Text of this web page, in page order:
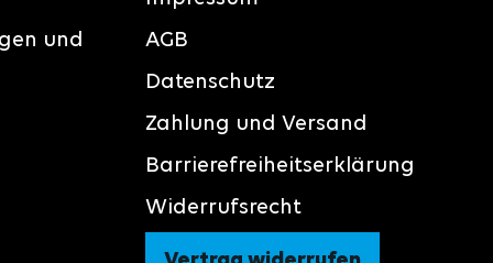
und
AGB
Datenschutz
Zahlung und Versand
Barrierefreiheitserklärung
Widerrufsrecht